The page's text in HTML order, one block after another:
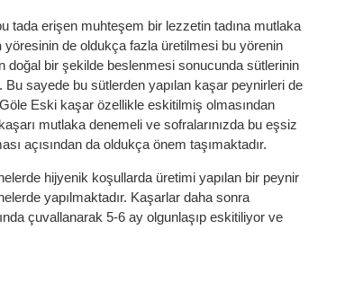
tada erişen muhteşem bir lezzetin tadına mutlaka
yöresinin de oldukça fazla üretilmesi bu yörenin
doğal bir şekilde beslenmesi sonucunda sütlerinin
Bu sayede bu sütlerden yapılan kaşar peynirleri de
Eski kaşar özellikle eskitilmiş olmasından
mutlaka denemeli ve sofralarınızda bu eşsiz
açısından da oldukça önem taşımaktadır.​
hijyenik koşullarda üretimi yapılan bir peynir
yapılmaktadır. Kaşarlar daha sonra
çuvallanarak 5-6 ay olgunlaşıp eskitiliyor ve